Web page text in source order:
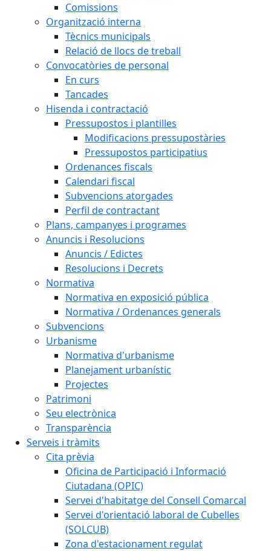
Comissions
Organització interna
Tècnics municipals
Relació de llocs de treball
Convocatòries de personal
En curs
Tancades
Hisenda i contractació
Pressupostos i plantilles
Modificacions pressupostàries
Pressupostos participatius
Ordenances fiscals
Calendari fiscal
Subvencions atorgades
Perfil de contractant
Plans, campanyes i programes
Anuncis i Resolucions
Anuncis / Edictes
Resolucions i Decrets
Normativa
Normativa en exposició pública
Normativa / Ordenances generals
Subvencions
Urbanisme
Normativa d'urbanisme
Planejament urbanístic
Projectes
Patrimoni
Seu electrònica
Transparència
Serveis i tràmits
Cita prèvia
Oficina de Participació i Informació
Ciutadana (OPIC)
Servei d'habitatge del Consell Comarcal
Servei d'orientació laboral de Cubelles
(SOLCUB)
Zona d'estacionament regulat